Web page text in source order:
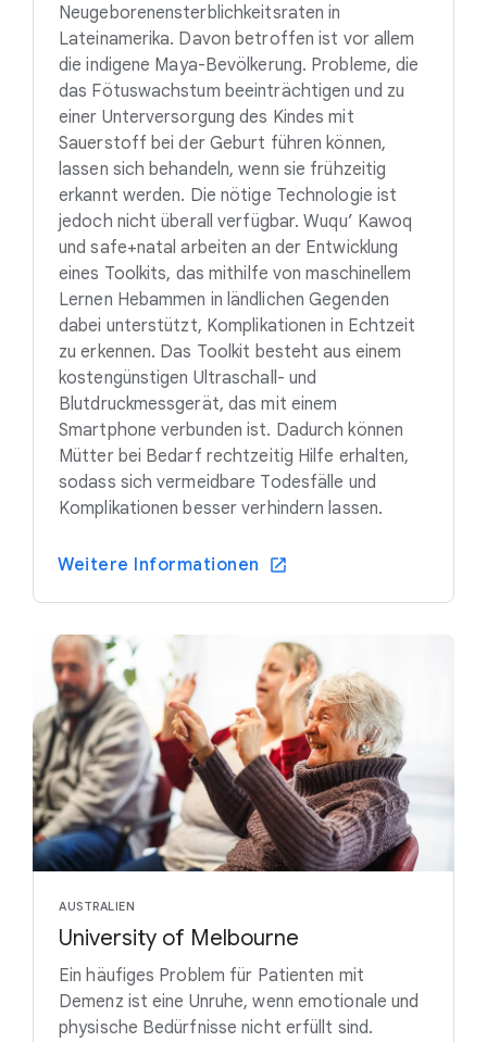
Neugeborenensterblichkeitsraten in
Lateinamerika. Davon betroffen ist vor allem
die indigene Maya-Bevölkerung. Probleme, die
das Fötuswachstum beeinträchtigen und zu
einer Unterversorgung des Kindes mit
Sauerstoff bei der Geburt führen können,
lassen sich behandeln, wenn sie frühzeitig
erkannt werden. Die nötige Technologie ist
jedoch nicht überall verfügbar. Wuqu’ Kawoq
und safe+natal arbeiten an der Entwicklung
eines Toolkits, das mithilfe von maschinellem
Lernen Hebammen in ländlichen Gegenden
dabei unterstützt, Komplikationen in Echtzeit
zu erkennen. Das Toolkit besteht aus einem
kostengünstigen Ultraschall- und
Blutdruckmessgerät, das mit einem
Smartphone verbunden ist. Dadurch können
Mütter bei Bedarf rechtzeitig Hilfe erhalten,
sodass sich vermeidbare Todesfälle und
Komplikationen besser verhindern lassen.
Weitere Informationen
AUSTRALIEN
University of Melbourne
Ein häufiges Problem für Patienten mit
Demenz ist eine Unruhe, wenn emotionale und
physische Bedürfnisse nicht erfüllt sind.